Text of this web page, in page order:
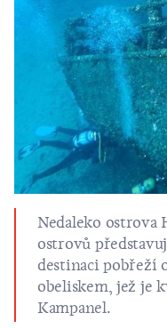
Nedaleko ostrova
ostrovů
destinaci pobřeží
obeliskem, jež je
Kampanel.